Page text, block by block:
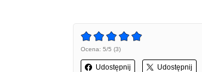
Ocena: 5/5 (3)
Udostępnij Udostępnij